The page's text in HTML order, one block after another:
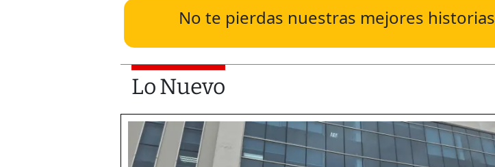
No te pierdas nuestras mejores historias
Lo Nuevo